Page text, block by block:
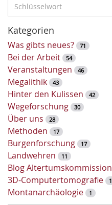
c
h
l
ü
s
s
e
l
w
o
r
t
-
S
u
c
Kategorien
Was gibts neues? 71
Bei der Arbeit 54
Veranstaltungen 46
Megalithik 43
Hinter den Kulissen 42
Wegeforschung 30
Über uns 28
Methoden 17
Burgenforschung 17
Landwehren 11
Blog Altertumskommission
3D-Computertomografie 1
Montanarchäologie 1